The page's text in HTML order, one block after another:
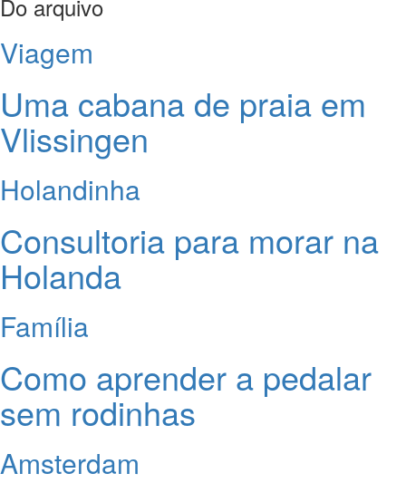
Do arquivo
Viagem
Uma cabana de praia em
Vlissingen
Holandinha
Consultoria para morar na
Holanda
Família
Como aprender a pedalar
sem rodinhas
Amsterdam